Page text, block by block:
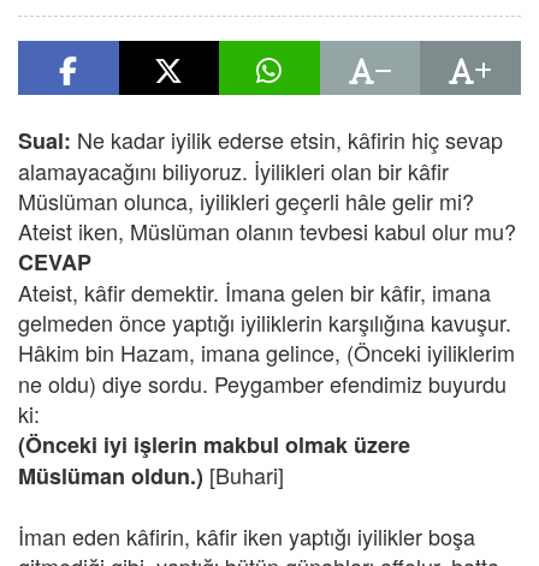
Sual: Ne kadar iyilik ederse etsin, kâfirin hiç sevap
alamayacağını biliyoruz. İyilikleri olan bir kâfir
Müslüman olunca, iyilikleri geçerli hâle gelir mi?
Ateist iken, Müslüman olanın tevbesi kabul olur mu?
CEVAP
Ateist, kâfir demektir. İmana gelen bir kâfir, imana
gelmeden önce yaptığı iyiliklerin karşılığına kavuşur.
Hâkim bin Hazam, imana gelince, (Önceki iyiliklerim
ne oldu) diye sordu. Peygamber efendimiz buyurdu
ki:
(Önceki iyi işlerin makbul olmak üzere
Müslüman oldun.) [Buhari]
İman eden kâfirin, kâfir iken yaptığı iyilikler boşa